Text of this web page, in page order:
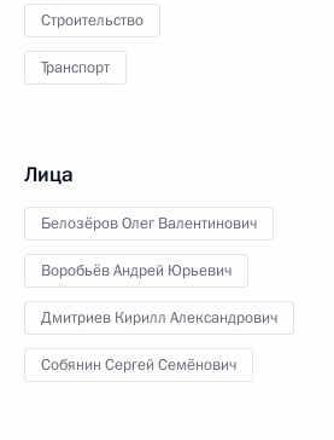
Строительство
Транспорт
Лица
Белозёров Олег Валентинович
Воробьёв Андрей Юрьевич
Дмитриев Кирилл Александрович
Собянин Сергей Семёнович